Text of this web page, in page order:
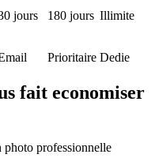
jours 180 jours Illimite
Prioritaire Dedie
fait economiser
photo professionnelle